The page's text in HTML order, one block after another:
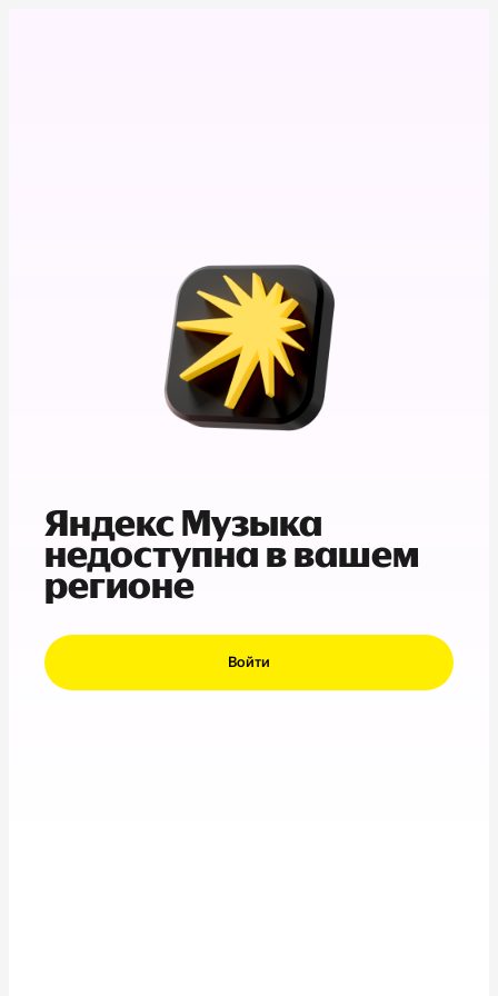
Яндекс Музыка
недоступна в вашем
регионе
Войти